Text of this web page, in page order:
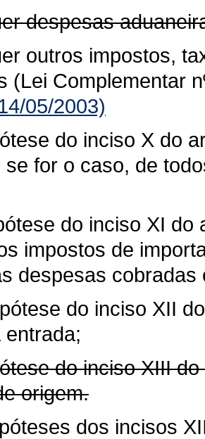
despesas
outros impostos,
(Lei Complementar
05/2003)
do inciso X do
se for o caso, de
do inciso XI do
impostos de
despesas
do inciso XII
do inciso XIII
origem.
dos incisos